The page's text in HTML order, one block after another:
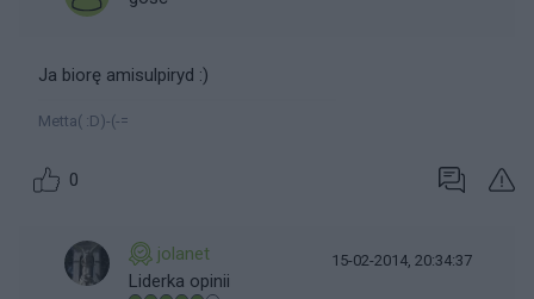
Ja biorę amisulpiryd :)
Metta( :D)-(-=
0
jolanet
Liderka opinii
15-02-2014, 20:34:37